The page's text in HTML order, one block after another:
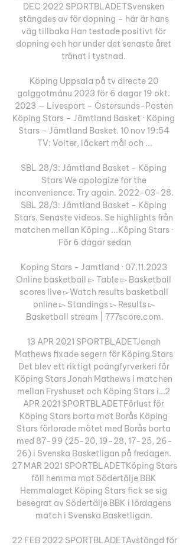
DEC 2022 SPORTBLADETSvensken
stängdes av för dopning – här är hans
väg tillbaka Han testade positivt för
dopning och har under det senaste året
tränat i tystnad.
Köping Uppsala på tv directe 20
golggotmánu 2023 för 6 dagar 19 okt.
2023 — Livesport – Östersunds-Posten
Köping Stars – Jämtland Basket · Köping
Stars – Jämtland Basket. 10 nov 19:54
TV: Volter, läckert mål och ...
SBL 28/3: Jämtland Basket - Köping
Stars We apologize for the
inconvenience. Try again. 2022-03-28.
SBL 28/3: Jämtland Basket - Köping
Stars. Senaste videos. Se highlights från
matchen mellan Köping ...Köping Stars ·
För 6 dagar sedan
Koping Stars - Jamtland · 07.11.2023
Online basketball ▻ Table ▻ Basketball
scores live ▻Watch results basketball
online ▻ Standings ▻ Results ▻
Basketball stream | 777score.com.
13 APR 2021 SPORTBLADETJonah
Mathews fixade segern för Köping Stars
Det blev ett riktigt poängfyrverkeri för
Köping Stars Jonah Mathews i matchen
mellan Fryshuset och Köping Stars i…2
APR 2021 SPORTBLADETFörlust för
Köping Stars borta mot Borås Köping
Stars förlorade mötet med Borås borta
med 87-99 (25-20, 19-28, 17-25, 26-
26) i Svenska Basketligan på fredagen.
27 MAR 2021 SPORTBLADETKöping Stars
föll hemma mot Södertälje BBK
Hemmalaget Köping Stars fick se sig
besegrat av Södertälje BBK i lördagens
match i Svenska Basketligan.
22 FEB 2022 SPORTBLADETAvstängd för